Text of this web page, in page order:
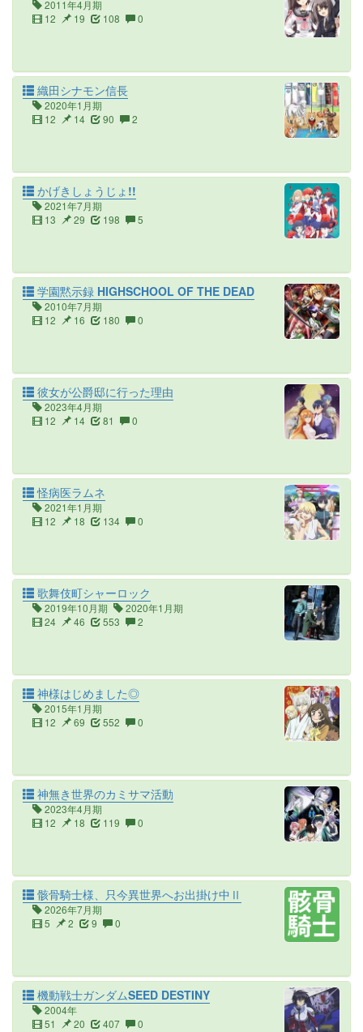
2011年4月期
12
19 108 0
織田シナモン信長
2020年1月期
12
14 90 2
かげきしょうじょ!!
2021年7月期
13
29 198 5
学園黙示録 HIGHSCHOOL OF THE DEAD
2010年7月期
12
16 180 0
彼女が公爵邸に行った理由
2023年4月期
12
14 81 0
怪病医ラムネ
2021年1月期
12
18 134 0
歌舞伎町シャーロック
2019年10月期
2020年1月期
24
46 553 2
神様はじめました◎
2015年1月期
12
69 552 0
神無き世界のカミサマ活動
2023年4月期
12
18 119 0
骸骨騎士様、只今異世界へお出掛け中Ⅱ
2026年7月期
5
2 9 0
機動戦士ガンダムSEED DESTINY
2004年
51
20 407 0